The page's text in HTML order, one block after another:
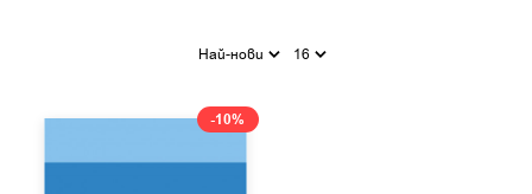
Най-нови 16
-10%